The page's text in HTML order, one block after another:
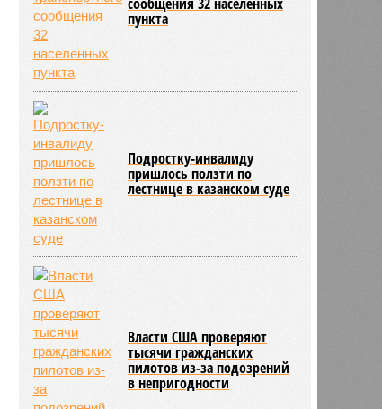
киберкомандовании США на фоне
иранской войны
пункта
Подростку-инвалиду
пришлось ползти по
лестнице в казанском суде
Власти США проверяют
тысячи гражданских
пилотов из-за подозрений
в непригодности